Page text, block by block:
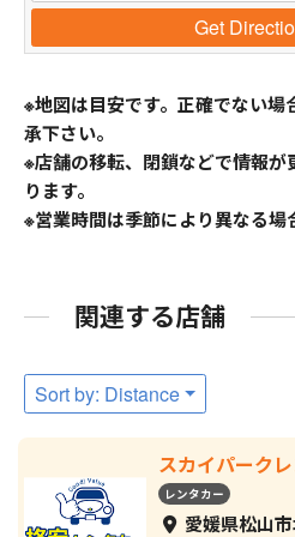
Get
※地図は目安です。正確でない場
承下さい。
※店舗の移転、閉鎖などで情報
ります。
※営業時間は季節により異なる場
関連する店舗
Sort by: Distance
スカイパーク
レンタカー
愛媛県松山